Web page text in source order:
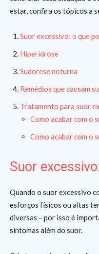
estar, confira os tópicos a
Suor excessivo: o que
Hiperidrose
Sudorese noturna
Remédios que causam
Tratamento para suor
Como acabar com o
Como acabar com o
Suor
Quando o suor excessivo
esforços físicos ou altas
diversas – por isso é
sintomas além do suor.